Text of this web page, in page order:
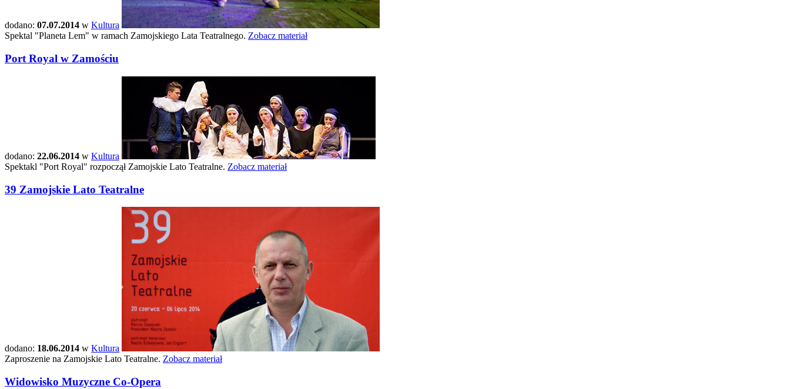
dodano: 07.07.2014 w Kultura
Spektal "Planeta Lem" w ramach Zamojskiego Lata Teatralnego. Zobacz materiał
Port Royal w Zamościu
dodano: 22.06.2014 w Kultura
Spektakl "Port Royal" rozpoczął Zamojskie Lato Teatralne. Zobacz materiał
39 Zamojskie Lato Teatralne
dodano: 18.06.2014 w Kultura
Zaproszenie na Zamojskie Lato Teatralne. Zobacz materiał
Widowisko Muzyczne Co-Opera